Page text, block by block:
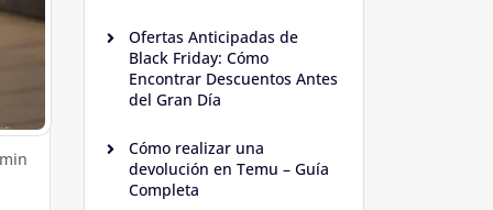
Ofertas Anticipadas de
Black Friday: Cómo
Encontrar Descuentos Antes
del Gran Día
Cómo realizar una
devolución en Temu – Guía
Completa